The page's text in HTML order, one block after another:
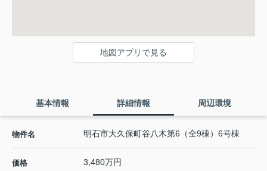
地図アプリで見る
基本情報 詳細情報 周辺環境
物件名 明石市大久保町谷八木第6（全9棟）6号棟
価格 3,480万円